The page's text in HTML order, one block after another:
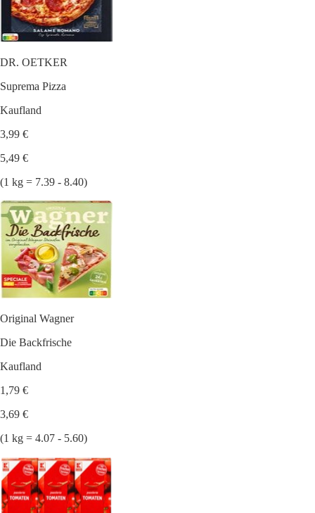
DR. OETKER
Suprema Pizza
Kaufland
3,99 €
5,49 €
(1 kg = 7.39 - 8.40)
Original Wagner
Die Backfrische
Kaufland
1,79 €
3,69 €
(1 kg = 4.07 - 5.60)